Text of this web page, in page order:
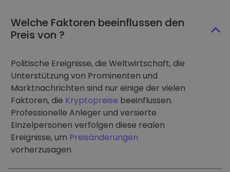
Welche Faktoren beeinflussen den
Preis von ?
Politische Ereignisse, die Weltwirtschaft, die
Unterstützung von Prominenten und
Marktnachrichten sind nur einige der vielen
Faktoren, die Kryptopreise beeinflussen.
Professionelle Anleger und versierte
Einzelpersonen verfolgen diese realen
Ereignisse, um Preisänderungen
vorherzusagen.